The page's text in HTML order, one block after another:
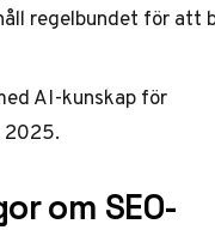
regelbundet för att
AI-kunskap för
om SEO-